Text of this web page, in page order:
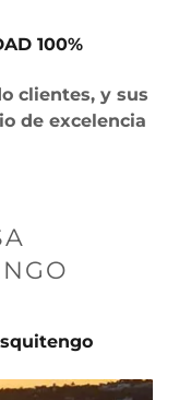
100%
clientes, y sus
de excelencia